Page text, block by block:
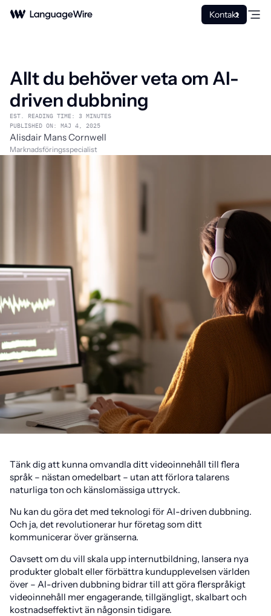
Kontakt
Allt du behöver veta om AI-
driven dubbning
EST. READING TIME: 3 MINUTES
PUBLISHED ON: MAJ 4, 2025
Alisdair Mans Cornwell
Marknadsföringsspecialist
Tänk dig att kunna omvandla ditt videoinnehåll till flera
språk – nästan omedelbart – utan att förlora talarens
naturliga ton och känslomässiga uttryck.
Nu kan du göra det med teknologi för AI-driven dubbning.
Och ja, det revolutionerar hur företag som ditt
kommunicerar över gränserna.
Oavsett om du vill skala upp internutbildning, lansera nya
produkter globalt eller förbättra kundupplevelsen världen
över – AI-driven dubbning bidrar till att göra flerspråkigt
videoinnehåll mer engagerande, tillgängligt, skalbart och
kostnadseffektivt än någonsin tidigare.